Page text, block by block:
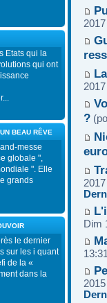
Etats qui la
qui ont
BEAU RÊVE
messe
globale ",
". Elle
grands
le dernier
sur les i quant
de la «
dans la
?
Dim